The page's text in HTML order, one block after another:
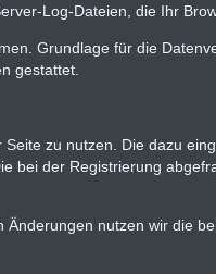
Log-Dateien, die Ihr
Grundlage für die
gestattet.
zu nutzen. Die dazu
der Registrierung
nutzen wir die